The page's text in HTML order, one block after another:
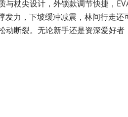
杖尖设计，外锁款调节快捷，
力，下坡缓冲减震，林间行走
断裂。无论新手还是资深爱好